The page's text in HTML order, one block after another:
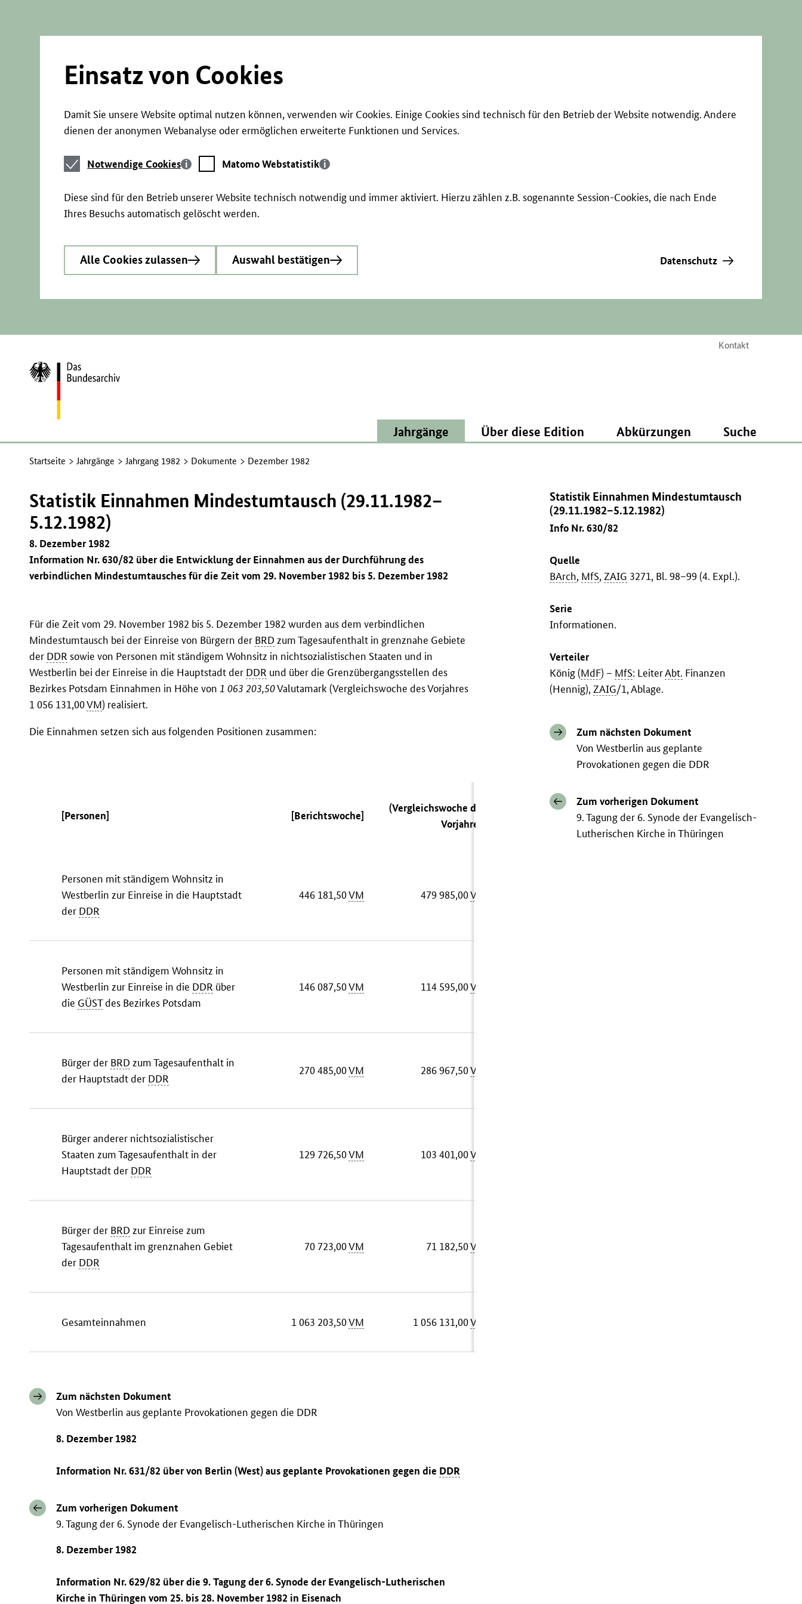
Einsatz von Cookies
Damit Sie unsere Website optimal nutzen können, verwenden wir Cookies. Einige Cookies sind technisch für den Betrieb der Website notwendig. Andere
dienen der anonymen Webanalyse oder ermöglichen erweiterte Funktionen und Services.
Notwendige
Cookies
Notwendige Cookies
Matomo
Webstatistik
Matomo Webstatistik
Diese sind für den Betrieb unserer Website technisch notwendig und immer aktiviert. Hierzu zählen z.B. sogenannte Session-Cookies, die nach Ende
Ihres Besuchs automatisch gelöscht werden.
Alle Cookies zulassen Auswahl bestätigen Datenschutz
Kontakt
Zur
Startseite
Jahrgänge Über diese Edition Abkürzungen Suche
Startseite Jahrgänge Jahrgang 1982 Dokumente Dezember 1982
Statistik Einnahmen Mindestumtausch
(29.11.1982–5.12.1982)
Info Nr. 630/82
Quelle
BArch, MfS,ZAIG 3271, Bl. 98–99 (4. Expl.).
Serie
Informationen.
Verteiler
König (MdF) – MfS: LeiterAbt. Finanzen
(Hennig),ZAIG/1, Ablage.
Zum nächsten Dokument
Von Westberlin aus geplante
Provokationen gegen die DDR
Zum vorherigen Dokument
9. Tagung der 6. Synode der Evangelisch-
Lutherischen Kirche in Thüringen
Statistik Einnahmen Mindestumtausch (29.11.1982–
5.12.1982)
8. Dezember 1982
Information Nr. 630/82 über die Entwicklung der Einnahmen aus der Durchführung des
verbindlichen Mindestumtausches für die Zeit vom 29. November 1982 bis 5. Dezember 1982
Für die Zeit vom 29. November 1982 bis 5. Dezember 1982 wurden aus dem verbindlichen
Mindestumtausch bei der Einreise von Bürgern der BRD zum Tagesaufenthalt in grenznahe Gebiete
der DDR sowie von Personen mit ständigem Wohnsitz in nichtsozialistischen Staaten und in
Westberlin bei der Einreise in die Hauptstadt der DDR und über die Grenzübergangsstellen des
Bezirkes Potsdam Einnahmen in Höhe von1 063 203,50Valutamark (Vergleichswoche des Vorjahres
1 056 131,00VM) realisiert.
Die Einnahmen setzen sich aus folgenden Positionen zusammen:
[Personen] [Berichtswoche]
(Vergleichswoche des
Vorjahres)
Personen mit ständigem Wohnsitz in
Westberlin zur Einreise in die Hauptstadt
der DDR
446 181,50VM 479 985,00VM
Personen mit ständigem Wohnsitz in
Westberlin zur Einreise in die DDR über
die GÜSTdes Bezirkes Potsdam
146 087,50VM 114 595,00VM
Bürger der BRD zum Tagesaufenthalt in
der Hauptstadt der DDR
270 485,00VM 286 967,50VM
Bürger anderer nichtsozialistischer
Staaten zum Tagesaufenthalt in der
Hauptstadt der DDR
129 726,50VM 103 401,00VM
Bürger der BRD zur Einreise zum
Tagesaufenthalt im grenznahen Gebiet
der DDR
70 723,00VM 71 182,50VM
Gesamteinnahmen 1 063 203,50VM 1 056 131,00VM
Zum nächsten Dokument
Von Westberlin aus geplante Provokationen gegen die DDR
8. Dezember 1982
Information Nr. 631/82 über von Berlin (West) aus geplante Provokationen gegen die DDR
Zum vorherigen Dokument
9. Tagung der 6. Synode der Evangelisch-Lutherischen Kirche in Thüringen
8. Dezember 1982
Information Nr. 629/82 über die 9. Tagung der 6. Synode der Evangelisch-Lutherischen
Kirche in Thüringen vom 25. bis 28. November 1982 in Eisenach